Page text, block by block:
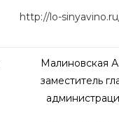
http://lo-
Малиновская
заместитель